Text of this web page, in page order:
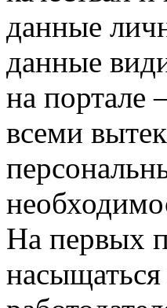
данные
данные
на портале
всеми
На первых